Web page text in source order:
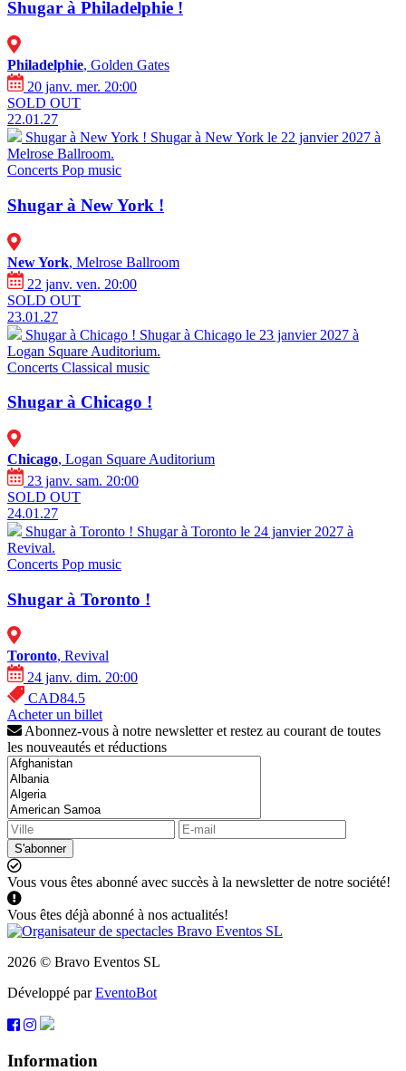
Shugar à Philadelphie !
Philadelphie, Golden Gates
20 janv. mer. 20:00
SOLD OUT
22.01.27
Shugar à New York ! Shugar à New York le 22 janvier 2027 à
Melrose Ballroom.
Concerts Pop music
Shugar à New York !
New York, Melrose Ballroom
22 janv. ven. 20:00
SOLD OUT
23.01.27
Shugar à Chicago ! Shugar à Chicago le 23 janvier 2027 à
Logan Square Auditorium.
Concerts Classical music
Shugar à Chicago !
Chicago, Logan Square Auditorium
23 janv. sam. 20:00
SOLD OUT
24.01.27
Shugar à Toronto ! Shugar à Toronto le 24 janvier 2027 à
Revival.
Concerts Pop music
Shugar à Toronto !
Toronto, Revival
24 janv. dim. 20:00
CAD84.5
Acheter un billet
Abonnez-vous à notre newsletter et restez au courant de toutes
les nouveautés et réductions
S'abonner
Vous vous êtes abonné avec succès à la newsletter de notre société!
Vous êtes déjà abonné à nos actualités!
2026 © Bravo Eventos SL
Développé parEventoBot
Information